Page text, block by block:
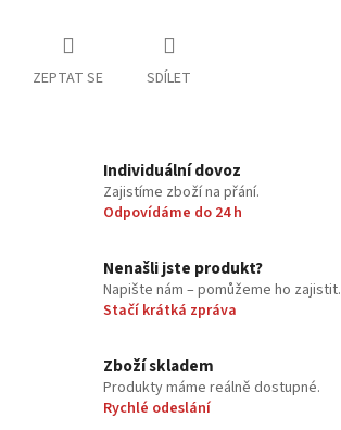
ZEPTAT SE SDÍLET
Individuální dovoz
Zajistíme zboží na přání.
Odpovídáme do 24 h
Nenašli jste produkt?
Napište nám – pomůžeme ho zajistit.
Stačí krátká zpráva
Zboží skladem
Produkty máme reálně dostupné.
Rychlé odeslání